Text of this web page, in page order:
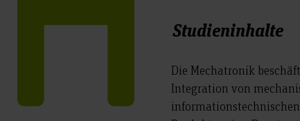
Studieninhalte
Die Mechatronik
Integration von